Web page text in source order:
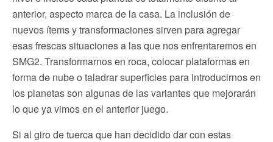
anterior, aspecto marca de la casa. La inclusión de
nuevos ítems y transformaciones sirven para agregar
esas frescas situaciones a las que nos enfrentaremos en
SMG2. Transformarnos en roca, colocar plataformas en
forma de nube o taladrar superficies para introducirnos en
los planetas son algunas de las variantes que mejorarán
lo que ya vimos en el anterior juego.
Si al giro de tuerca que han decidido dar con estas